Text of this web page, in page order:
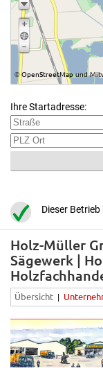
©OpenStreetMapund
Ihre Startadresse:
Dieser
Holz-Müller
Sägewerk |
Übersicht |